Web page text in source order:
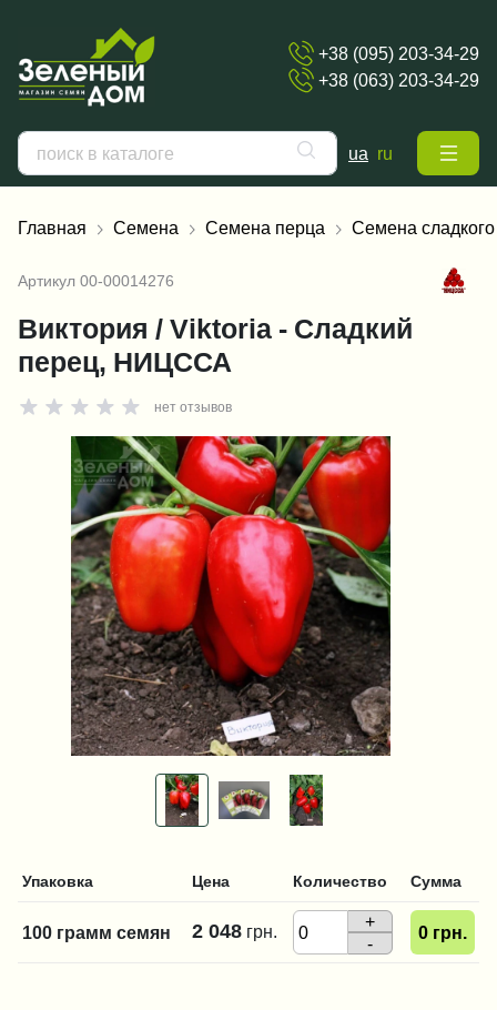
+38 (095) 203-34-29
+38 (063) 203-34-29
ua ru
Главная Семена Семена перца Семена
Артикул 00-00014276
Виктория / Viktoria - Сладкий
перец, НИЦССА
нет отзывов
Упаковка Цена Количество Сумма
100 грамм семян 2 048 грн.
+
-
0 грн.